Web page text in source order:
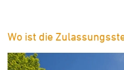
Wo ist die